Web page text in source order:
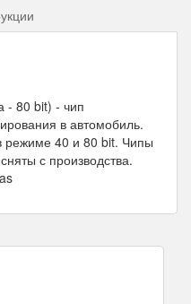
- 80 bit) - чип
в автомобиль.
режиме 40 и 80 bit. Чипы
с производства.